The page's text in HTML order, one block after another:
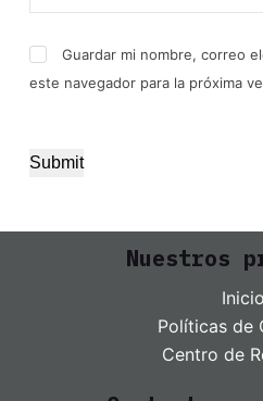
Guardar mi nombre, correo
este navegador para la próxima
Submit
Nuestros
Inicio
Políticas de
Centro de